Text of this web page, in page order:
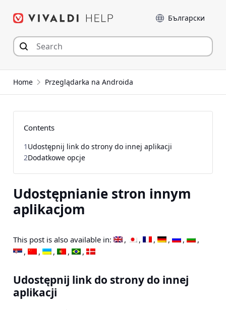
Język
Home Przeglądarka na Androida
Udostępnianie stron innym
aplikacjom
This post is also available in:
Udostępnij link do strony do innej
aplikacji
Contents
1 Udostępnij link do strony do innej aplikacji
2Dodatkowe opcje